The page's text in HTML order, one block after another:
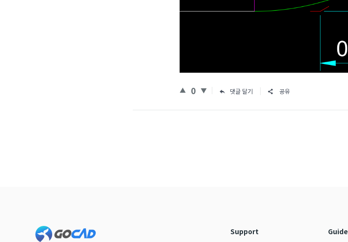
0 댓글 달기 공유
Footer Support Guide